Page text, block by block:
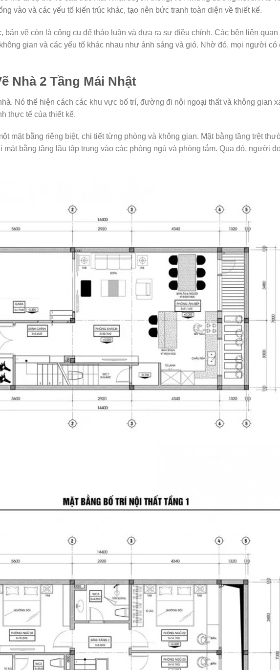
vào và các yếu tố kiến trúc khác, tạo nên bức tranh toàn diện về thiết kế.
bản vẽ còn là công cụ để thảo luận và đưa ra sự điều chỉnh. Các bên liên
gian và các yếu tố khác nhau như ánh sáng và gió. Nhờ đó, mọi người
Nhà 2 Tầng Mái Nhật
Nó thể hiện cách các khu vực bố trí, đường đi nội ngoại thất và không gian
thực tế của thiết kế.
mặt bằng riêng biệt, chi tiết từng phòng và không gian. Mặt bằng tầng trệt
bằng tầng lầu tập trung vào các phòng ngủ và phòng tắm. Qua đó, người